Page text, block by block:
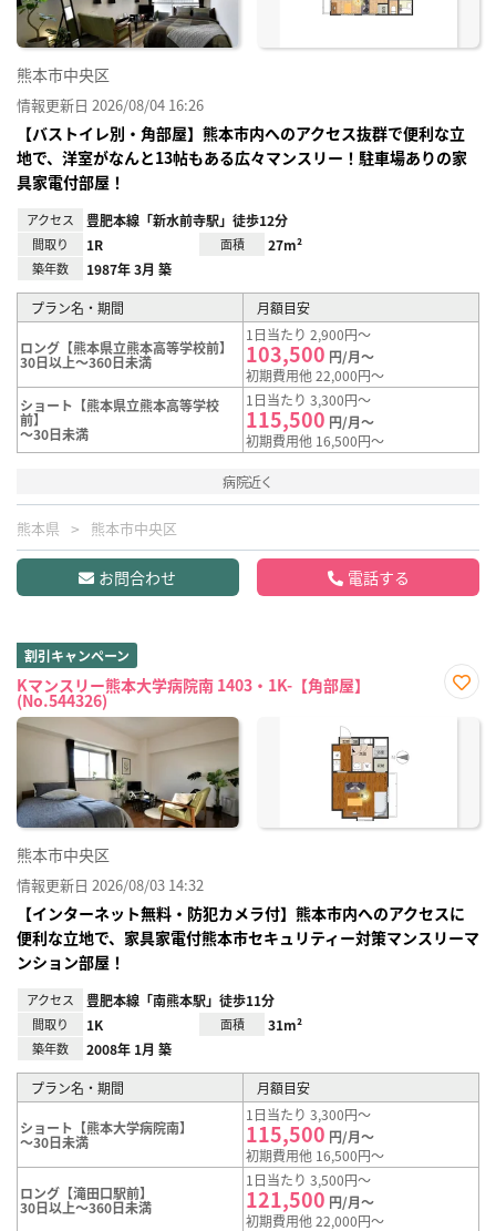
熊本市中央区
情報更新日 2026/08/04 16:26
【バストイレ別・角部屋】熊本市内へのアクセス抜群で便利な立
地で、洋室がなんと13帖もある広々マンスリー！駐車場ありの家
具家電付部屋！
アクセス 豊肥本線「新水前寺駅」徒歩12分
間取り 1R 面積 27m²
築年数 1987年 3月 築
プラン名・期間 月額目安
ロング【熊本県立熊本高等学校前】
30日以上～360日未満
1日当たり 2,900円～
103,500 円/月～
初期費用他 22,000円～
ショート【熊本県立熊本高等学校
前】
～30日未満
1日当たり 3,300円～
115,500 円/月～
初期費用他 16,500円～
病院近く
熊本県 熊本市中央区
お問合わせ 電話する
割引キャンペーン
Kマンスリー熊本大学病院南 1403・1K-【角部屋】
(No.544326)
に入
熊本市中央区
情報更新日 2026/08/03 14:32
【インターネット無料・防犯カメラ付】熊本市内へのアクセスに
便利な立地で、家具家電付熊本市セキュリティー対策マンスリーマ
ンション部屋！
アクセス 豊肥本線「南熊本駅」徒歩11分
間取り 1K 面積 31m²
築年数 2008年 1月 築
プラン名・期間 月額目安
ショート【熊本大学病院南】
～30日未満
1日当たり 3,300円～
115,500 円/月～
初期費用他 16,500円～
ロング【滝田口駅前】
30日以上～360日未満
1日当たり 3,500円～
121,500 円/月～
初期費用他 22,000円～